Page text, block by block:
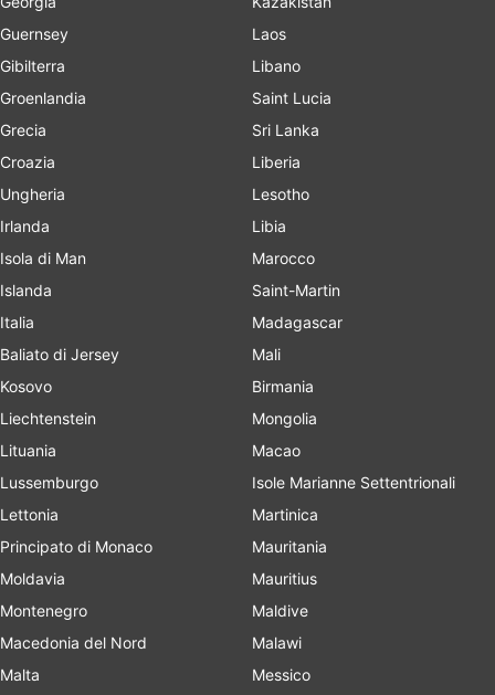
Guernsey
Gibilterra
Groenlandia
Grecia
Croazia
Ungheria
Irlanda
Isola di Man
Islanda
Italia
Baliato di Jersey
Kosovo
Liechtenstein
Lituania
Lussemburgo
Lettonia
Principato di Monaco
Moldavia
Montenegro
Macedonia del Nord
Malta
Laos
Libano
Saint Lucia
Sri Lanka
Liberia
Lesotho
Libia
Marocco
Saint-Martin
Madagascar
Mali
Birmania
Mongolia
Macao
Isole Marianne Settentrionali
Martinica
Mauritania
Mauritius
Maldive
Malawi
Messico